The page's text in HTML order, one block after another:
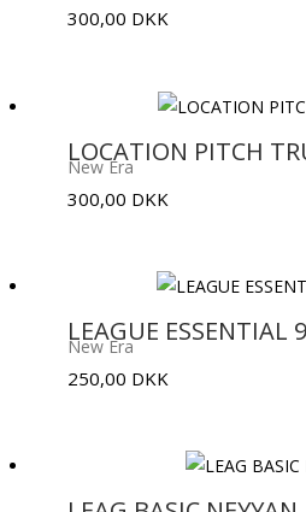
300,00 DKK
LOCATION PITCH
New Era
300,00 DKK
LEAGUE ESSENTIAL
New Era
250,00 DKK